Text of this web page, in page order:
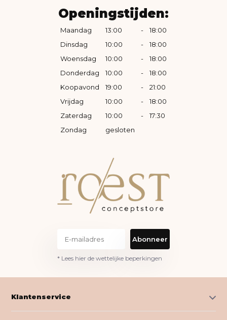
Openingstijden:
Maandag 13:00 -
18:00
Dinsdag
10:00 -
18:00
Woensdag
10:00 -
18:00
Donderdag
10:00 -
18:00
Koopavond
19:00 -
21:00
Vrijdag
10:00 -
18:00
Zaterdag
10:00 -
17:30
Zondag
gesloten
Abonneer
* Lees hier de wettelijke beperkingen
Klantenservice